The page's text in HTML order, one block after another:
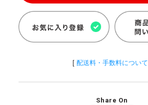
[ 配送料・手数料について
Share On